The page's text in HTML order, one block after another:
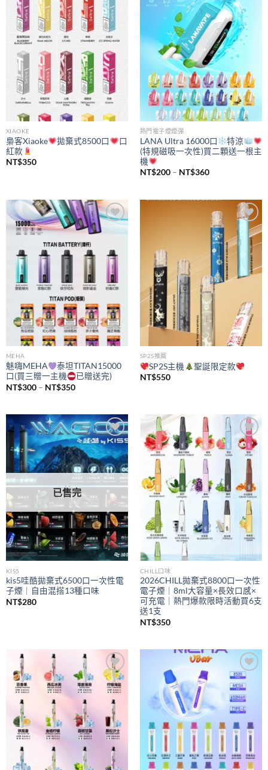
Add to
wishlist
XIAOKE
梟客Xiaoke 拋棄式8500口
口
紅款
NT$350
Add to
wishlist
熱門電子煙煙彈
LANA Ultra 16000口
特涼
(特規磁吸一次性)買二顆送一根主
機
NT$200 – NT$360價
NT$200
到
NT$360
Add to
MEHA
魅嗨MEHA
泰坦TITAN15000
口(買三贈一主機
已贈送完)
NT$300 – NT$350價
NT$300
到
NT$350
Add to
wishlist
SP2S推薦
SP2S主機
聖誕限定款
NT$550
Add to
wishlist
已售完
KIS5
kis5哇酷拋棄式6500口一次性電
子煙｜自由混搭13種口味
NT$280
Add to
wishlist
CHILL口味
2026CHILL拋棄式8800口一次性
電子煙｜8ml大容量×長效口感×
可充電｜熱門爆款限時活動買6支
送1支
NT$350
Add to
wishlist
Add to
wishlist